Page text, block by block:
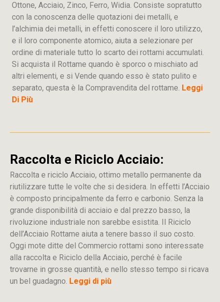
Ottone, Acciaio, Zinco, Ferro, Widia. Consiste sopratutto
con la conoscenza delle quotazioni dei metalli, e
l’alchimia dei metalli, in effetti conoscere il loro utilizzo,
e il loro componente atomico, aiuta a selezionare per
ordine di materiale tutto lo scarto dei rottami accumulati.
Si acquista il Rottame quando è sporco o mischiato ad
altri elementi, e si Vende quando esso è stato pulito e
separato, questa è la Compravendita del rottame. Leggi
Di Più
Raccolta e Riciclo Acciaio:
Raccolta e riciclo Acciaio, ottimo metallo permanente da
riutilizzare tutte le volte che si desidera. In effetti l’Acciaio
è composto principalmente da ferro e carbonio. Senza la
grande disponibilità di acciaio e dal prezzo basso, la
rivoluzione industriale non sarebbe esistita. Il Riciclo
dell’Acciaio Rottame aiuta a tenere basso il suo costo.
Oggi mote ditte del Commercio rottami sono interessate
alla raccolta e Riciclo della Acciaio, perché è facile
trovarne in grosse quantità, e nello stesso tempo si ricava
un bel guadagno. Leggi di più